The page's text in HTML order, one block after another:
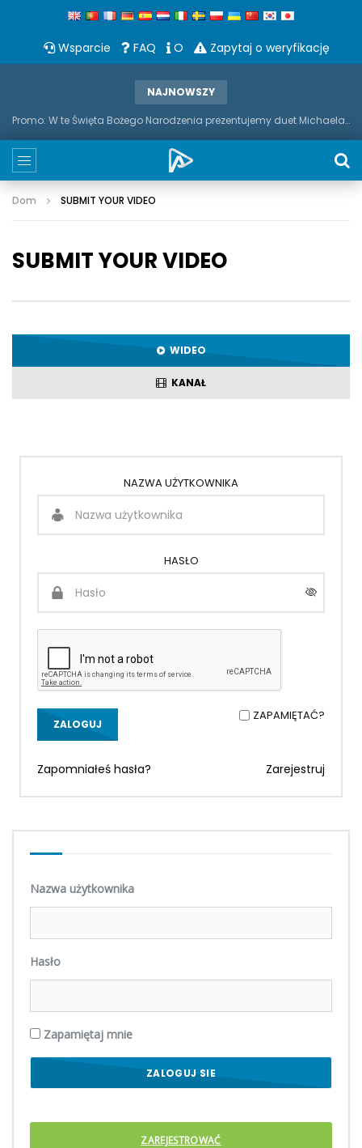
Wsparcie FAQ O Zapytaj o weryfikację
NAJNOWSZY
Promo: W te Święta Bożego Narodzenia prezentujemy duet Michaela Bubble'a i saksofonu
Dom SUBMIT YOUR VIDEO
SUBMIT YOUR VIDEO
WIDEO
KANAŁ
NAZWA UŻYTKOWNIKA
HASŁO
ZAPAMIĘTAĆ?
Zapomniałeś hasła? Zarejestruj
Nazwa użytkownika
Hasło
Zapamiętaj mnie
ZAREJESTROWAĆ